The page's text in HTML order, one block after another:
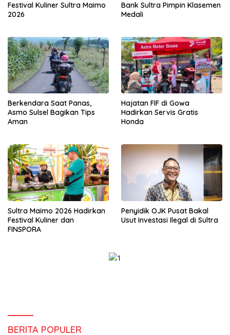
Festival Kuliner Sultra Maimo
2026
Bank Sultra Pimpin Klasemen
Medali
Berkendara Saat Panas,
Asmo Sulsel Bagikan Tips
Aman
Hajatan FIF di Gowa
Hadirkan Servis Gratis
Honda
Sultra Maimo 2026 Hadirkan
Festival Kuliner dan
FINSPORA
Penyidik OJK Pusat Bakal
Usut Investasi Ilegal di Sultra
BERITA POPULER